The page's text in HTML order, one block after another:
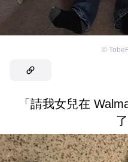
©
「請我女兒在